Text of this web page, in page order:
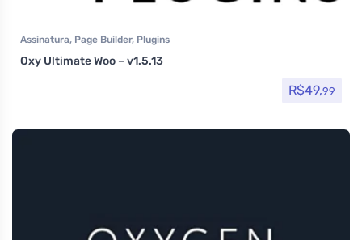
Assinatura, Page Builder, Plugins
Oxy Ultimate Woo – v1.5.13
R$49,99